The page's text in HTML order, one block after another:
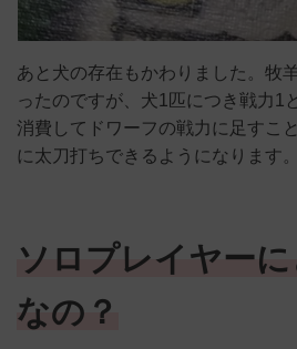
あと犬の存在もかわりました。牧
ったのですが、犬1匹につき戦力1
消費してドワーフの戦力に足すこ
に太刀打ちできるようになります。
ソロプレイヤー
なの？